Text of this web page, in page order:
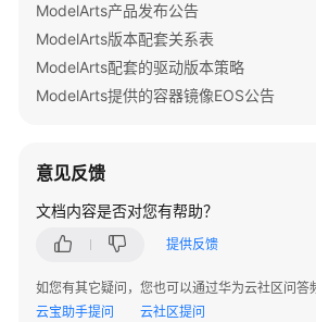
查
询
工
时
调
列
表
ModelArts产品发布公告
ModelArts版本配套关系表
ModelArts配套的驱动版本策略
ModelArts提供的容器镜像EOS公告
意见反馈
文档内容是否对您有帮助？
提供反馈
如您有其它疑问，您也可以通过华为云社区问答
云宝助手提问
云社区提问